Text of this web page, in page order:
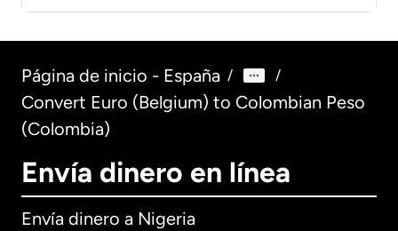
Página de inicio - España / /
Convert Euro (Belgium) to Colombian Peso
(Colombia)
Envía dinero en línea
Envía dinero a Nigeria